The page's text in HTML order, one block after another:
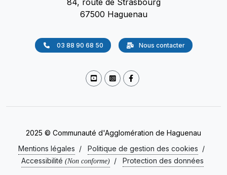
84, route de Strasbourg
67500 Haguenau
03 88 90 68 50 Nous contacter
2025 © Communauté d'Agglomération de Haguenau
Mentions légales / Politique de gestion des cookies /
Accessibilité (Non conforme) / Protection des données